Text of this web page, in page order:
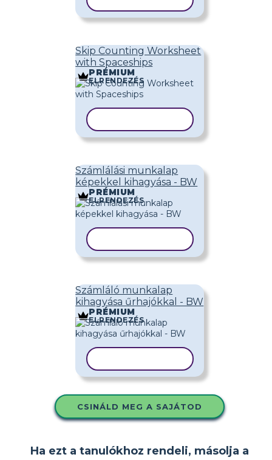
Skip Counting Worksheet
with Spaceships
PRÉMIUM
ELRENDEZÉS
Számlálási munkalap
képekkel kihagyása - BW
PRÉMIUM
ELRENDEZÉS
Számláló munkalap
kihagyása űrhajókkal - BW
PRÉMIUM
ELRENDEZÉS
CSINÁLD MEG A SAJÁTOD
Ha ezt a tanulókhoz rendeli, másolja a